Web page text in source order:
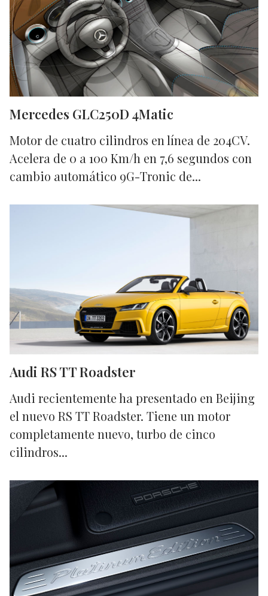
Mercedes GLC250D 4Matic
Motor de cuatro cilindros en línea de 204CV.
Acelera de 0 a 100 Km/h en 7,6 segundos con
cambio automático 9G-Tronic de...
Audi RS TT Roadster
Audi recientemente ha presentado en Beijing
el nuevo RS TT Roadster. Tiene un motor
completamente nuevo, turbo de cinco
cilindros...